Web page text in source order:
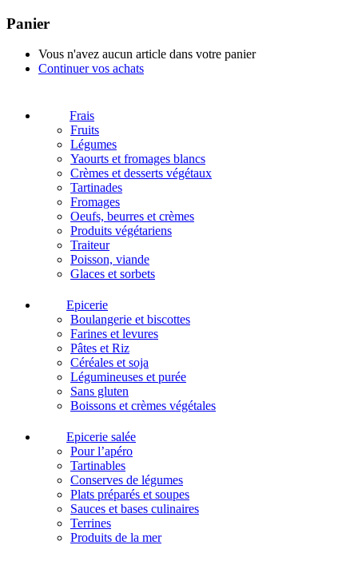
Panier
Vous n'avez aucun article dans votre panier
Continuer vos achats
Frais
Fruits
Légumes
Yaourts et fromages blancs
Crèmes et desserts végétaux
Tartinades
Fromages
Oeufs, beurres et crèmes
Produits végétariens
Traiteur
Poisson, viande
Glaces et sorbets
Epicerie
Boulangerie et biscottes
Farines et levures
Pâtes et Riz
Céréales et soja
Légumineuses et purée
Sans gluten
Boissons et crèmes végétales
Epicerie salée
Pour l’apéro
Tartinables
Conserves de légumes
Plats préparés et soupes
Sauces et bases culinaires
Terrines
Produits de la mer